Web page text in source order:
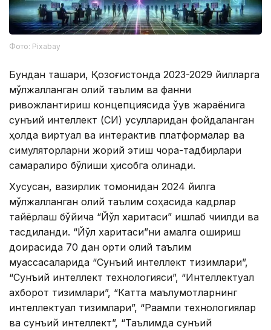
Фото: Pixabay
Бундан ташқари, Қозоғистонда 2023-2029 йилларга
мўлжалланган олий таълим ва фанни
ривожлантириш концепциясида ўқув жараёнига
сунъий интеллект (СИ) усулларидан фойдаланган
ҳолда виртуал ва интерактив платформалар ва
симуляторларни жорий этиш чора-тадбирлари
самаралироқ бўлиши ҳисобга олинади.
Хусусан, вазирлик томонидан 2024 йилга
мўлжалланган олий таълим соҳасида кадрлар
тайёрлаш бўйича “Йўл харитаси” ишлаб чиқилди ва
тасдиқланди. “Йўл харитаси”ни амалга ошириш
доирасида 70 дан ортиқ олий таълим
муассасаларида “Сунъий интеллект тизимлари”,
“Сунъий интеллект технологияси”, “Интеллектуал
ахборот тизимлари”, “Катта маълумотларнинг
интеллектуал тизимлари”, “Рақамли технологиялар
ва сунъий интеллект”, “Таълимда сунъий